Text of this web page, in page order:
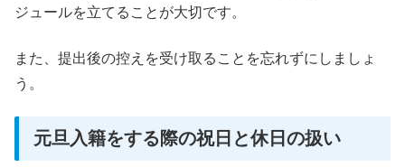
ジュールを立てることが大切です。
また、提出後の控えを受け取ることを忘れずにしましょ
う。
元旦入籍をする際の祝日と休日の扱い